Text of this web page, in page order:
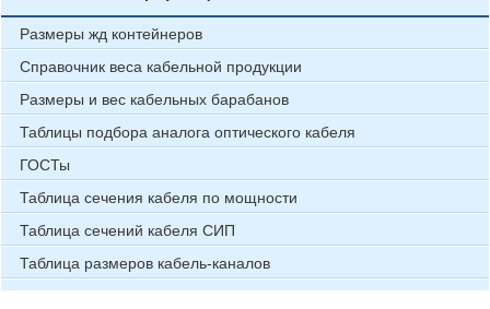
Размеры жд контейнеров
Справочник веса кабельной продукции
Размеры и вес кабельных барабанов
Таблицы подбора аналога оптического кабеля
ГОСТы
Таблица сечения кабеля по мощности
Таблица сечений кабеля СИП
Таблица размеров кабель-каналов